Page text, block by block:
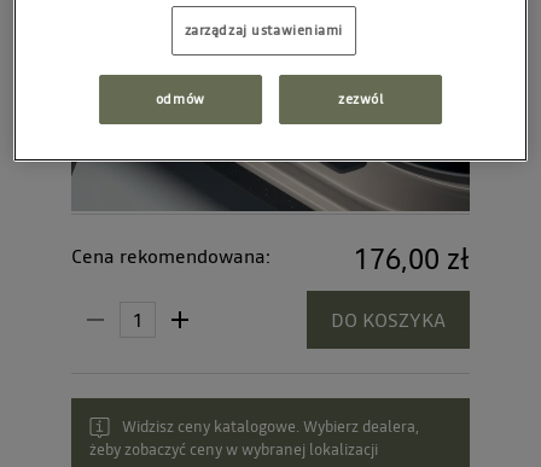
Cena rekomendowana: 176,00 zł
DO KOSZYKA
Widzisz ceny katalogowe. Wybierz dealera,
żeby zobaczyć ceny w wybranej lokalizacji
zarządzaj ustawieniami
odmów zezwól